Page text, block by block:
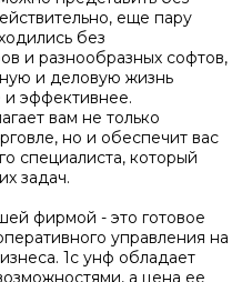
еще пару
без
и разнообразных софтов,
и деловую жизнь
эффективнее.
вам не только
но и обеспечит вас
специалиста, который
задач.
фирмой - это готовое
управления на
1с унф обладает
а цена ее